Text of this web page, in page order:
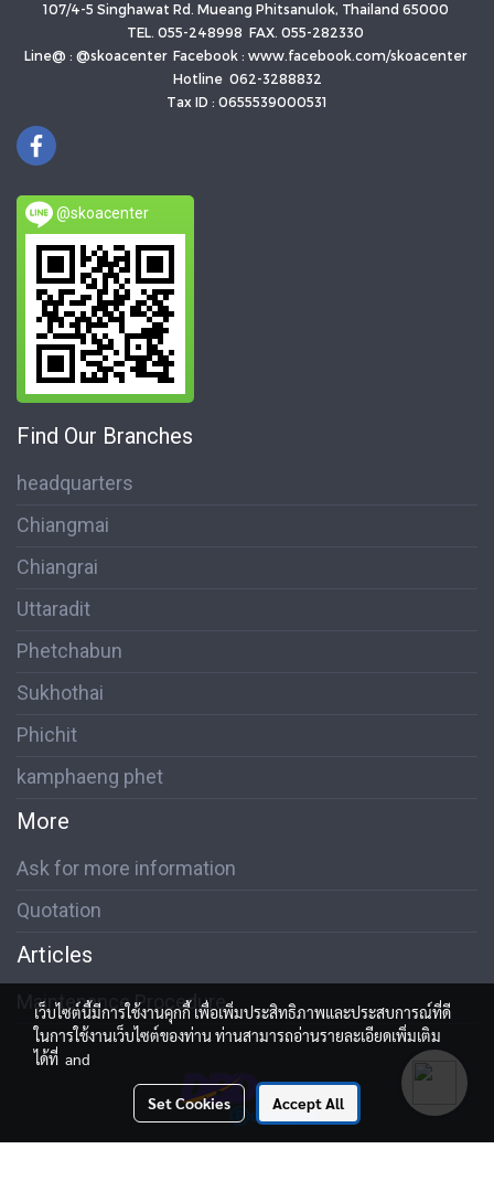
107/4-5 Singhawat Rd. Mueang Phitsanulok, Thailand 65000
TEL. 055-248998 FAX. 055-282330
Line@ : @skoacenter Facebook : www.facebook.com/skoacenter
Hotline 062-3288832
Tax ID : 0655539000531
@skoacenter
Find Our Branches
headquarters
Chiangmai
Chiangrai
Uttaradit
Phetchabun
Sukhothai
Phichit
kamphaeng phet
More
Ask for more information
Quotation
Articles
Maintenance Procedure
เว็บไซต์นี้มีการใช้งานคุกกี้ เพื่อเพิ่มประสิทธิภาพและประสบการณ์ที่ดี
ในการใช้งานเว็บไซต์ของท่าน ท่านสามารถอ่านรายละเอียดเพิ่มเติม
ได้ที่ and
Set Cookies Accept All